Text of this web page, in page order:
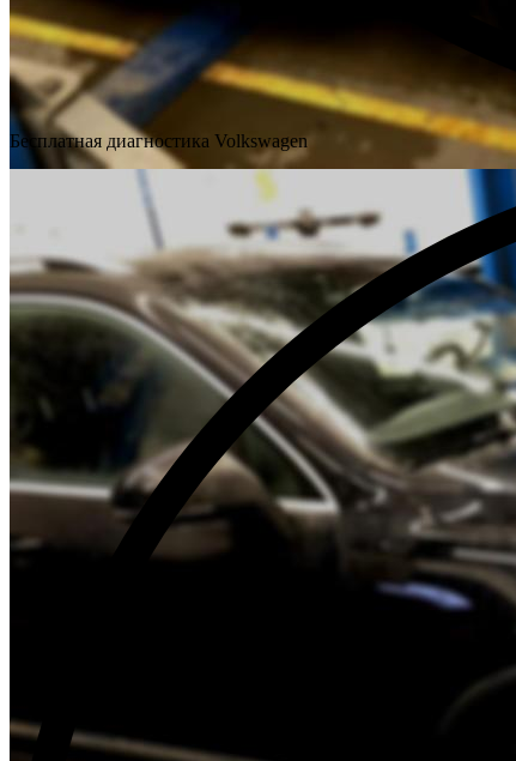
Бесплатная диагностика Volkswagen